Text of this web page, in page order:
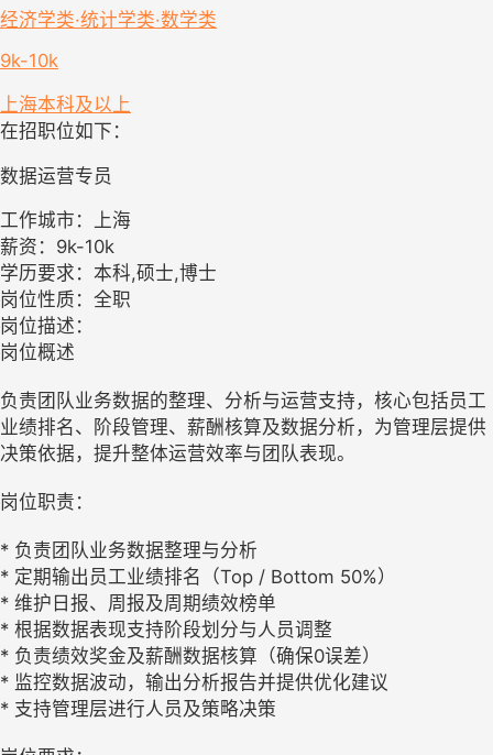
经济学类·统计学类·数学类
9k-10k
上海本科及以上
在招职位如下：
数据运营专员
工作城市：上海
薪资：9k-10k
学历要求：本科,硕士,博士
岗位性质：全职
岗位描述：
岗位概述
负责团队业务数据的整理、分析与运营支持，核心包括员工
业绩排名、阶段管理、薪酬核算及数据分析，为管理层提供
决策依据，提升整体运营效率与团队表现。
岗位职责：
* 负责团队业务数据整理与分析
* 定期输出员工业绩排名（Top / Bottom 50%）
* 维护日报、周报及周期绩效榜单
* 根据数据表现支持阶段划分与人员调整
* 负责绩效奖金及薪酬数据核算（确保0误差）
* 监控数据波动，输出分析报告并提供优化建议
* 支持管理层进行人员及策略决策